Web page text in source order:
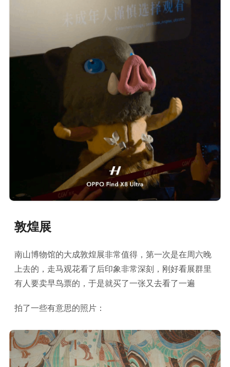
敦煌展
南山博物馆的大成敦煌展非常值得，第一次是在周六晚
上去的，走马观花看了后印象非常深刻，刚好看展群里
有人要卖早鸟票的，于是就买了一张又去看了一遍
拍了一些有意思的照片：